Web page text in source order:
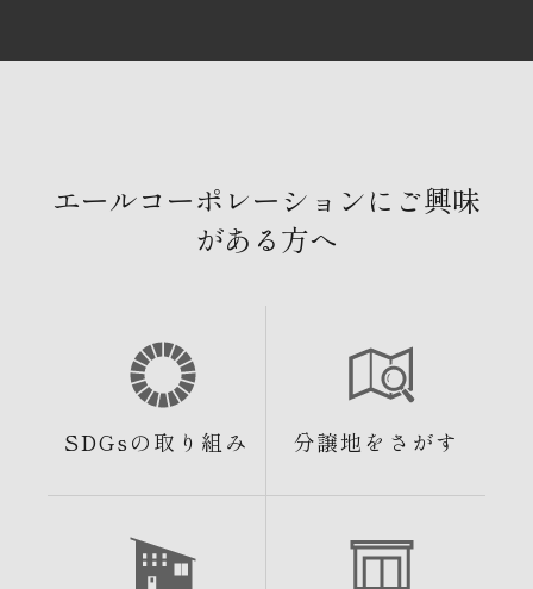
エールコーポレーションにご興味
がある方へ
SDGsの取り組み 分譲地をさがす